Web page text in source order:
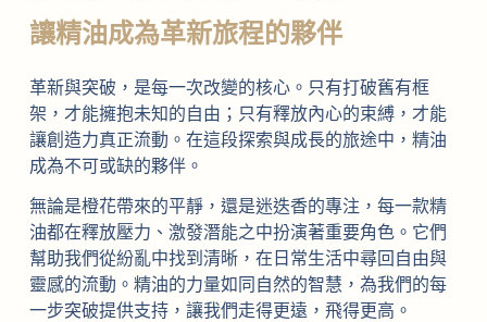
讓精油成為革新旅程的夥伴
革新與突破，是每一次改變的核心。只有打破舊有框
架，才能擁抱未知的自由；只有釋放內心的束縛，才能
讓創造力真正流動。在這段探索與成長的旅途中，精油
成為不可或缺的夥伴。
無論是橙花帶來的平靜，還是迷迭香的專注，每一款精
油都在釋放壓力、激發潛能之中扮演著重要角色。它們
幫助我們從紛亂中找到清晰，在日常生活中尋回自由與
靈感的流動。精油的力量如同自然的智慧，為我們的每
一步突破提供支持，讓我們走得更遠，飛得更高。